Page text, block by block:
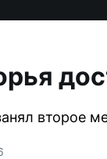
второе